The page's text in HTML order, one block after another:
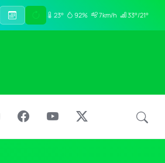
23° 92% 7km/h 33°/21°